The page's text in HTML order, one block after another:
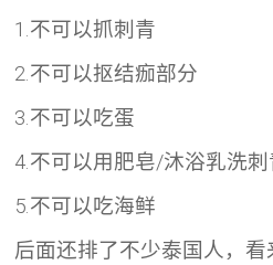
1.不可以抓刺青
2.不可以抠结痂部分
3.不可以吃蛋
4.不可以用肥皂/沐浴乳洗
5.不可以吃海鲜
后面还排了不少泰国人，